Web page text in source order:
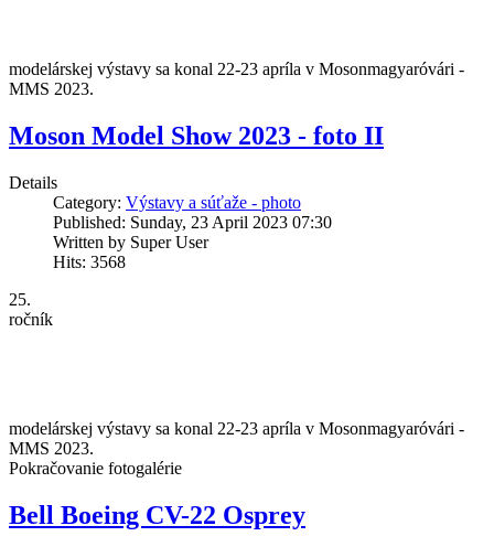
modelárskej výstavy sa konal 22-23 apríla v Mosonmagyaróvári -
MMS 2023.
Moson Model Show 2023 - foto II
Details
Category: Výstavy a súťaže - photo
Published: Sunday, 23 April 2023 07:30
Written by Super User
Hits: 3568
25.
ročník
modelárskej výstavy sa konal 22-23 apríla v Mosonmagyaróvári -
MMS 2023.
Pokračovanie fotogalérie
Bell Boeing CV-22 Osprey